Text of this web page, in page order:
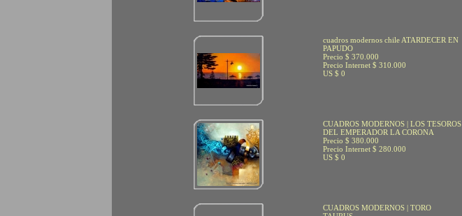
cuadros modernos chile ATARDECER EN
PAPUDO
Precio $ 370.000
Precio Internet $ 310.000
US $ 0
CUADROS MODERNOS | LOS TESOROS
DEL EMPERADOR LA CORONA
Precio $ 380.000
Precio Internet $ 280.000
US $ 0
CUADROS MODERNOS | TORO